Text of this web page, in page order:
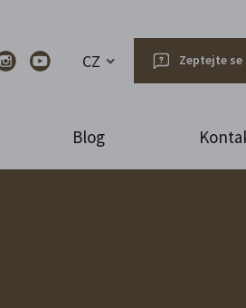
CZ Zeptejte se
Blog